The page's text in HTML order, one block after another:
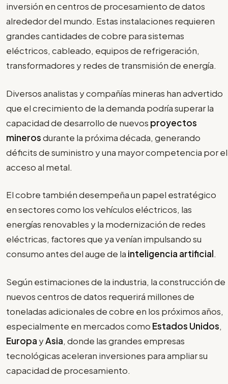
inversión en centros de procesamiento de datos
alrededor del mundo. Estas instalaciones requieren
grandes cantidades de cobre para sistemas
eléctricos, cableado, equipos de refrigeración,
transformadores y redes de transmisión de energía.
Diversos analistas y compañías mineras han advertido
que el crecimiento de la demanda podría superar la
capacidad de desarrollo de nuevos proyectos
minerosdurante la próxima década, generando
déficits de suministro y una mayor competencia por el
acceso al metal.
El cobre también desempeña un papel estratégico
en sectores como los vehículos eléctricos, las
energías renovables y la modernización de redes
eléctricas, factores que ya venían impulsando su
consumo antes del auge de la inteligencia artificial.
Según estimaciones de la industria, la construcción de
nuevos centros de datos requerirá millones de
toneladas adicionales de cobre en los próximos años,
especialmente en mercados como Estados Unidos,
Europa yAsia, donde las grandes empresas
tecnológicas aceleran inversiones para ampliar su
capacidad de procesamiento.